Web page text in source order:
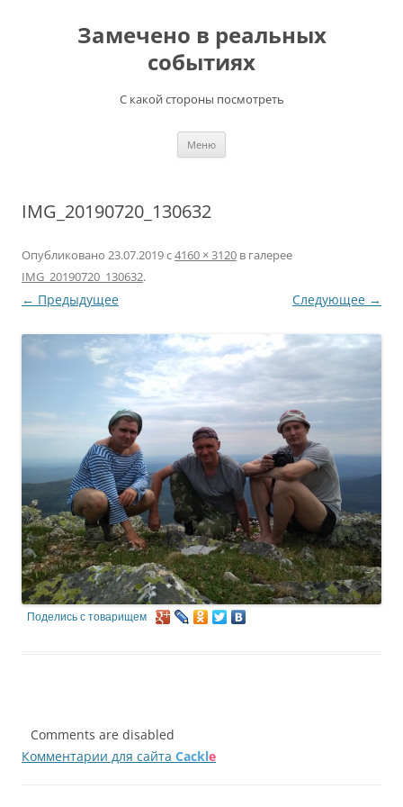
содержимомуЗамечено в реальных
событиях
С какой стороны посмотреть
Меню
IMG_20190720_130632
Опубликовано 23.07.2019с4160 × 3120 в галерее
IMG_20190720_130632.
← Предыдущее Следующее →
Поделись с товарищем
Comments are disabled
Комментарии для сайта Cackle